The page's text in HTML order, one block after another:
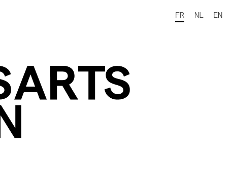
FR NL EN